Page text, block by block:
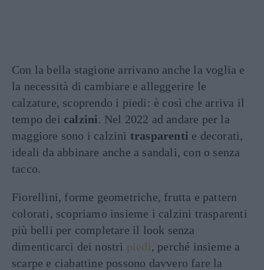
Con la bella stagione arrivano anche la voglia e
la necessità di cambiare e alleggerire le
calzature, scoprendo i piedi: è così che arriva il
tempo dei calzini. Nel 2022 ad andare per la
maggiore sono i calzini trasparenti e decorati,
ideali da abbinare anche a sandali, con o senza
tacco.
Fiorellini, forme geometriche, frutta e pattern
colorati, scopriamo insieme i calzini trasparenti
più belli per completare il look senza
dimenticarci dei nostri piedi, perché insieme a
scarpe e ciabattine possono davvero fare la